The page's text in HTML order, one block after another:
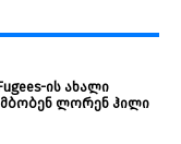
ის ახალი
ლორენ ჰილი